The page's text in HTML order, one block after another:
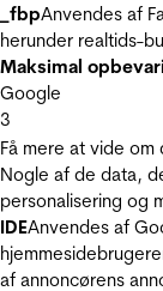
_fbpAnvendes af
herunder realtids-
Maksimal
Google
3
Få mere at vide
Nogle af de data,
personalisering og
IDEAnvendes af
af annoncørens